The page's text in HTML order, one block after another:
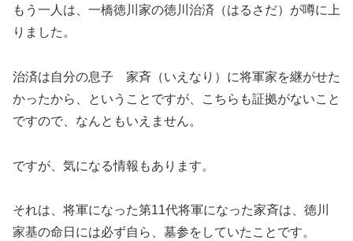
もう一人は、一橋徳川家の徳川治済（はるさだ）が噂に上
りました。
治済は自分の息子 家斉（いえなり）に将軍家を継がせた
かったから、ということですが、こちらも証拠がないこと
ですので、なんともいえません。
ですが、気になる情報もあります。
それは、将軍になった第11代将軍になった家斉は、徳川
家基の命日には必ず自ら、墓参をしていたことです。